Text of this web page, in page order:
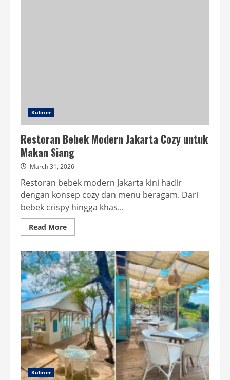
Kuliner
Restoran Bebek Modern Jakarta Cozy untuk
Makan Siang
March 31, 2026
Restoran bebek modern Jakarta kini hadir
dengan konsep cozy dan menu beragam. Dari
bebek crispy hingga khas...
Read MoreRead
more
Bebek
Modern
Jakarta
Cozy
untuk
Makan
Siang
Kuliner